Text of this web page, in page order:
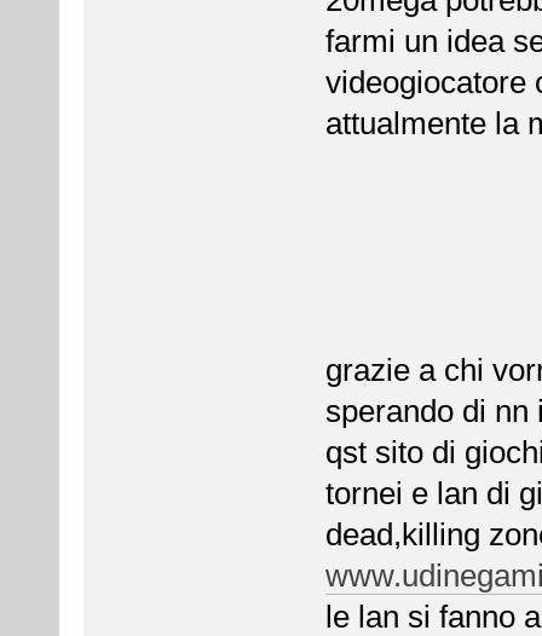
farmi un idea
videogiocatore
attualmente la
grazie a chi
sperando di nn
qst sito di
tornei e lan di
dead,killing
le lan si fanno